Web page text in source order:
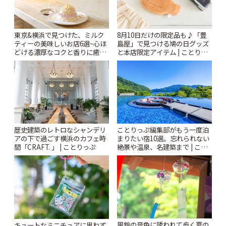
東京&横浜で見つけた、ミルク
ティーの美味しいお店6選~心ほ
どける濃厚なコクと香りに癒や
されるティータイム~ | ことりっ
ぷ
8月10日だけの限定品も♪「豊
島屋」で見つける鳩の日グッズ
と本店限定アイテム | ことりっ
ぷ
歴史建築のレトロなシャンデリ
アの下で過ごす横浜のカフェ時
間「CRAFT. 」 | ことりっぷ
ことりっぷ編集部がもう一度泊
まりたい宿10選。忘れられない
絶景や温泉、名建築まで | こと
りっぷ